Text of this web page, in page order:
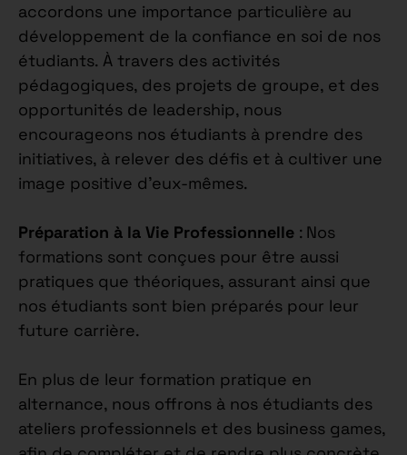
accordons une importance particulière au
développement de la confiance en soi de nos
étudiants. À travers des activités
pédagogiques, des projets de groupe, et des
opportunités de leadership, nous
encourageons nos étudiants à prendre des
initiatives, à relever des défis et à cultiver une
image positive d’eux-mêmes.
Préparation à la Vie Professionnelle : Nos
formations sont conçues pour être aussi
pratiques que théoriques, assurant ainsi que
nos étudiants sont bien préparés pour leur
future carrière.
En plus de leur formation pratique en
alternance, nous offrons à nos étudiants des
ateliers professionnels et des business games,